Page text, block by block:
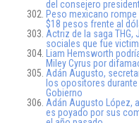
del consejero
Peso mexicano
$18 pesos frente al
Actriz de la saga THG,
sociales que fue
Liam Hemsworth
Miley Cyrus por
Adán Augusto,
los opositores
Gobierno
Adán Augusto López,
es poyado por sus